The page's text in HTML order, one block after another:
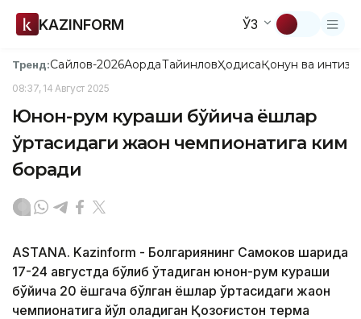
KAZINFORM ЎЗ
Тренд:Сайлов-2026АқордаТайинловҲодисаҚонун ва
08:37, 14 Август 2025
Юнон-рум кураши бўйича ёшлар
ўртасидаги жаҳон чемпионатига ким
боради
ASTANA. Kazinform - Болгариянинг Самоков шаҳрида
17-24 августда бўлиб ўтадиган юнон-рум кураши
бўйича 20 ёшгача бўлган ёшлар ўртасидаги жаҳон
чемпионатига йўл оладиган Қозоғистон терма